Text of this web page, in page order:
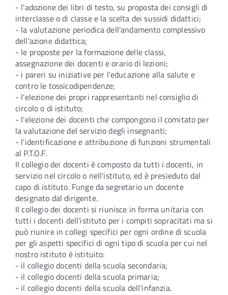
- l'adozione dei libri di testo, su proposta dei consigli di
interclasse o di classe e la scelta dei sussidi didattici;
- la valutazione periodica dell'andamento complessivo
dell'azione didattica;
- le proposte per la formazione delle classi,
assegnazione dei docenti e orario di lezioni;
- i pareri su iniziative per l'educazione alla salute e
contro le tossicodipendenze;
- l'elezione dei propri rappresentanti nel consiglio di
circolo o di istituto;
- l'elezione dei docenti che compongono il comitato per
la valutazione del servizio degli insegnanti;
- l'identificazione e attribuzione di funzioni strumentali
al P.T.O.F.
Il collegio dei docenti è composto da tutti i docenti, in
servizio nel circolo o nell'istituto, ed è presieduto dal
capo di istituto. Funge da segretario un docente
designato dal dirigente.
Il collegio dei docenti si riunisce in forma unitaria con
tutti i docenti dell’istituto per i compiti sopracitati ma si
può riunire in collegi specifici per ogni ordine di scuola
per gli aspetti specifici di ogni tipo di scuola per cui nel
nostro istituto è istituito:
- il collegio docenti della scuola secondaria;
- il collegio docenti della scuola primaria;
- il collegio docenti della scuola dell’infanzia.